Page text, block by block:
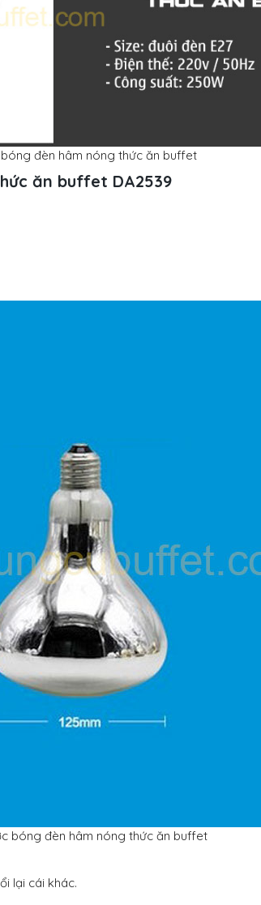
bóng đèn hâm nóng thức ăn buffet
ăn buffet DA2539
bóng đèn hâm nóng thức ăn buffet
lại cái khác.